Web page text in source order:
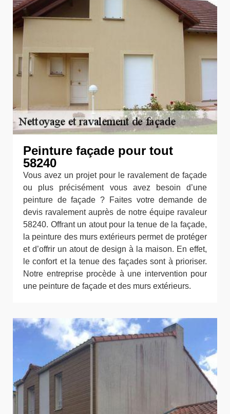
Peinture façade pour tout
58240
Vous avez un projet pour le ravalement de façade
ou plus précisément vous avez besoin d’une
peinture de façade ? Faites votre demande de
devis ravalement auprès de notre équipe ravaleur
58240. Offrant un atout pour la tenue de la façade,
la peinture des murs extérieurs permet de protéger
et d’offrir un atout de design à la maison. En effet,
le confort et la tenue des façades sont à prioriser.
Notre entreprise procède à une intervention pour
une peinture de façade et des murs extérieurs.